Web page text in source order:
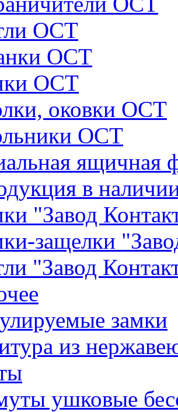
ОСТ
ОСТ
ОСТ
оковки ОСТ
ОСТ
ящичная
в
"Завод
защелки
"Завод
замки
из
ушковые